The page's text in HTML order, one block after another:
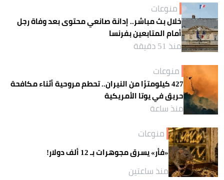
منوعات
خلال بث مباشر.. إدانة صانعي محتوى بعد وفاة رجل
أمام المتابعين بفرنسا
منذ 51 دقيقة
منوعات
427 كيلومترًا من النيران.. تحطم مروحية أثناء مكافحة
حريق في يوتا الأمريكية
منذ ساعة
منوعات
«فأر» يسرق مجوهرات بـ 12 ألف دولار!
منذ ساعتين